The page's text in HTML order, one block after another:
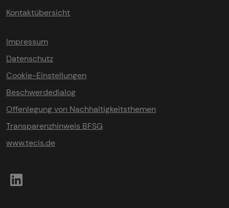
Kontaktübersicht
Impressum
Datenschutz
Cookie-Einstellungen
Beschwerdedialog
Offenlegung von Nachhaltigkeitsthemen
Transparenzhinweis BFSG
www.tecis.de